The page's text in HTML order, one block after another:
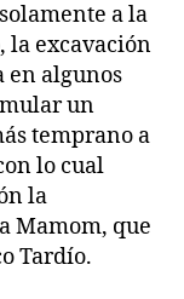
a la
la excavación
en algunos
un
temprano a
lo cual
la
Mamom, que
Tardío.